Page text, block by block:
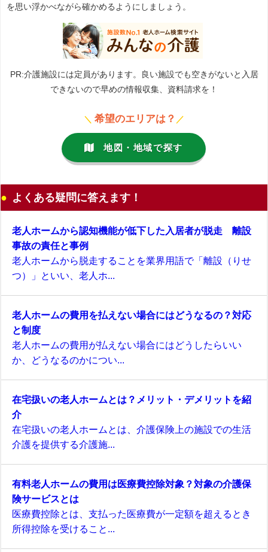
を思い浮かべながら確かめるようにしましょう。
PR:介護施設には定員があります。良い施設でも空きがないと入居
できないので早めの情報収集、資料請求を！
＼ 希望のエリアは？ ／
地図・地域で探す
よくある疑問に答えます！
老人ホームから認知機能が低下した入居者が脱走 離設
事故の責任と事例
老人ホームから脱走することを業界用語で「離設（りせ
つ）」といい、老人ホ...
老人ホームの費用を払えない場合にはどうなるの？対応
と制度
老人ホームの費用が払えない場合にはどうしたらいい
か、どうなるのかについ...
在宅扱いの老人ホームとは？メリット・デメリットを紹
介
在宅扱いの老人ホームとは、介護保険上の施設での生活
介護を提供する介護施...
有料老人ホームの費用は医療費控除対象？対象の介護保
険サービスとは
医療費控除とは、支払った医療費が一定額を超えるとき
所得控除を受けること...